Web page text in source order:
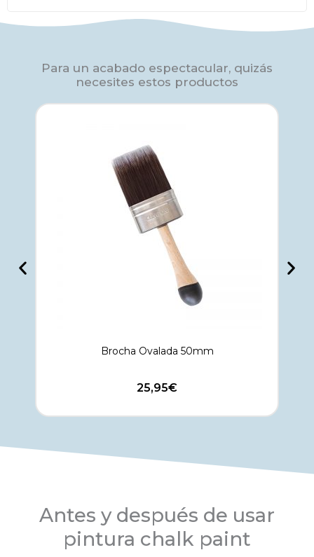
Para un acabado espectacular, quizás
necesites estos productos
Brocha Ovalada 50mm
25,95€
Antes y después de usar
pintura chalk paint